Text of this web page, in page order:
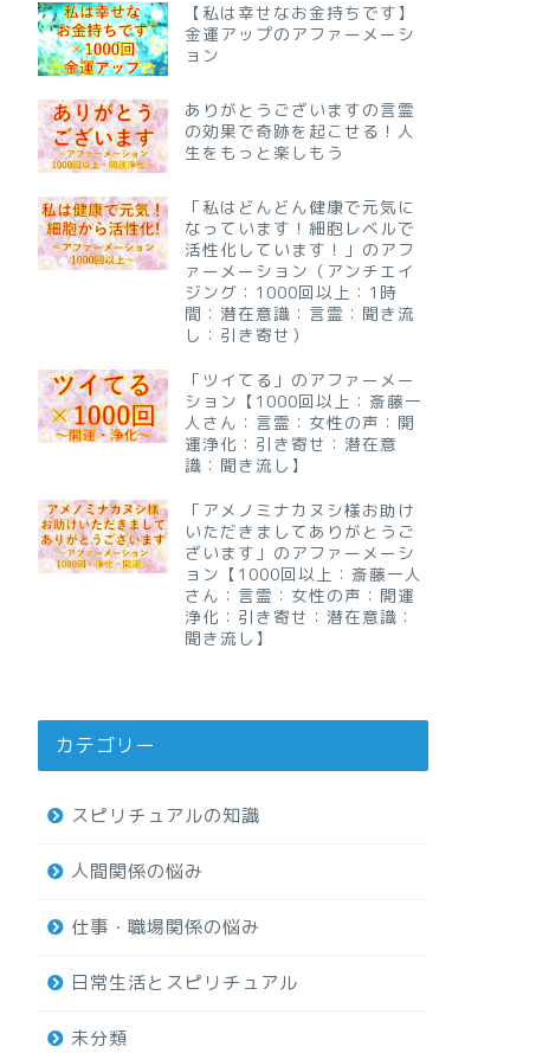
【私は幸せなお金持ちです】
金運アップのアファーメーシ
ョン
ありがとうございますの言霊
の効果で奇跡を起こせる！人
生をもっと楽しもう
「私はどんどん健康で元気に
なっています！細胞レベルで
活性化しています！」のアフ
ァーメーション（アンチエイ
ジング：1000回以上：1時
間：潜在意識：言霊：聞き流
し：引き寄せ）
「ツイてる」のアファーメー
ション【1000回以上：斎藤一
人さん：言霊：女性の声：開
運浄化：引き寄せ：潜在意
識：聞き流し】
「アメノミナカヌシ様お助け
いただきましてありがとうご
ざいます」のアファーメーシ
ョン【1000回以上：斎藤一人
さん：言霊：女性の声：開運
浄化：引き寄せ：潜在意識：
聞き流し】
カテゴリー
スピリチュアルの知識
人間関係の悩み
仕事・職場関係の悩み
日常生活とスピリチュアル
未分類